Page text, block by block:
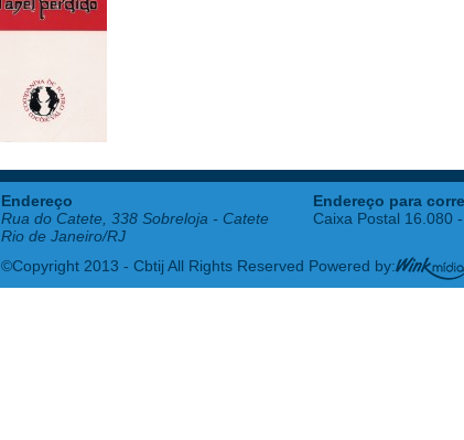
Endereço
Rua do Catete, 338 Sobreloja - Catete
Rio de Janeiro/RJ
Endereço para
Caixa Postal 16.080
©Copyright 2013 - Cbtij All Rights Reserved Powered by: